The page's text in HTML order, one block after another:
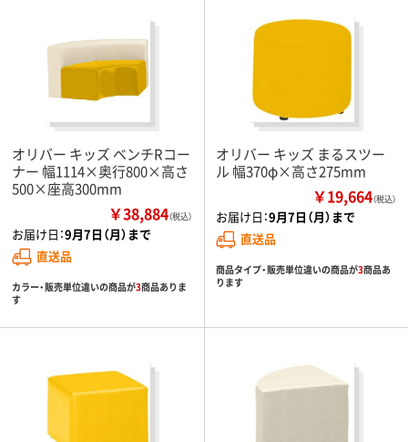
オリバー キッズ ベンチRコー
ナー 幅1114×奥行800×高さ
500×座高300mm
￥38,884（税込）
お届け日：9月7日（月）まで
直送品
カラー・販売単位違いの商品が3商品ありま
す
オリバー キッズ まるスツー
ル 幅370φ×高さ275mm
￥19,664（税込）
お届け日：9月7日（月）まで
直送品
商品タイプ・販売単位違いの商品が3商品あ
ります